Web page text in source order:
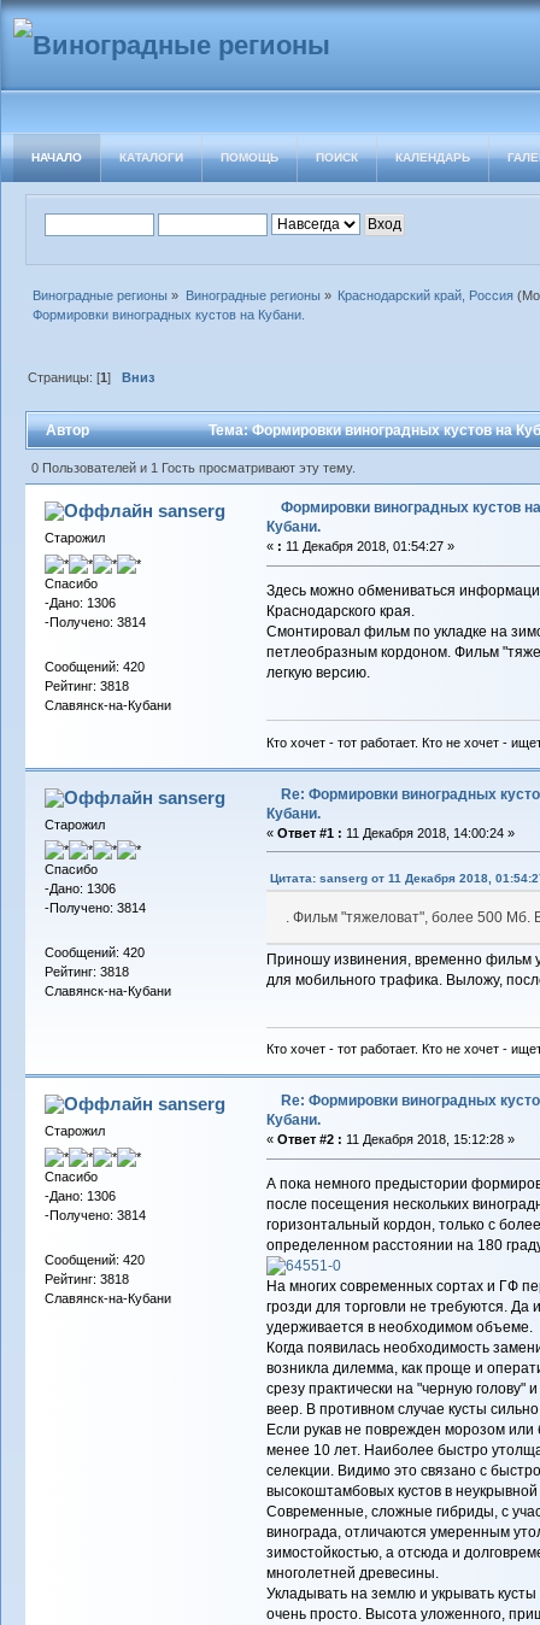
НАЧАЛО КАТАЛОГИ ПОМОЩЬ ПОИСК КАЛЕНДАРЬ
Виноградные регионы » Виноградные регионы » Краснодарский край, Россия
Формировки виноградных кустов на Кубани.
Страницы: [1] Вниз
Автор Тема: Формировки виноградных кустов на
0 Пользователей и 1 Гость просматривают эту тему.
sanserg
Старожил
Спасибо
-Дано: 1306
-Получено: 3814
Сообщений: 420
Рейтинг: 3818
Славянск-на-Кубани
Формировки виноградных кустов на
Кубани.
« : 11 Декабря 2018, 01:54:27 »
Здесь можно обмениваться
Краснодарского края.
Смонтировал фильм по укладке на
петлеобразным кордоном. Фильм
легкую версию.
Кто хочет - тот работает. Кто не хочет -
sanserg
Старожил
Спасибо
-Дано: 1306
-Получено: 3814
Сообщений: 420
Рейтинг: 3818
Славянск-на-Кубани
Re: Формировки виноградных
Кубани.
« Ответ #1 : 11 Декабря 2018, 14:00:24 »
Цитата: sanserg от 11 Декабря 2018,
. Фильм "тяжеловат", более 500 Мб.
Приношу извинения, временно фильм
для мобильного трафика. Выложу,
Кто хочет - тот работает. Кто не хочет -
sanserg
Старожил
Спасибо
-Дано: 1306
-Получено: 3814
Сообщений: 420
Рейтинг: 3818
Славянск-на-Кубани
Re: Формировки виноградных
Кубани.
« Ответ #2 : 11 Декабря 2018, 15:12:28 »
А пока немного предыстории
после посещения нескольких
горизонтальный кордон, только с
определенном расстоянии на 180
На многих современных сортах и ГФ
грозди для торговли не требуются. Да
удерживается в необходимом объеме.
Когда появилась необходимость
возникла дилемма, как проще и
срезу практически на "черную голову"
веер. В противном случае кусты
Если рукав не поврежден морозом или
менее 10 лет. Наиболее быстро
селекции. Видимо это связано с
высокоштамбовых кустов в неукрывной
Современные, сложные гибриды, с
винограда, отличаются умеренным
зимостойкостью, а отсюда и
многолетней древесины.
Укладывать на землю и укрывать
очень просто. Высота уложенного,